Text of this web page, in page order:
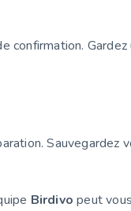
confirmation.
Birdivo peut